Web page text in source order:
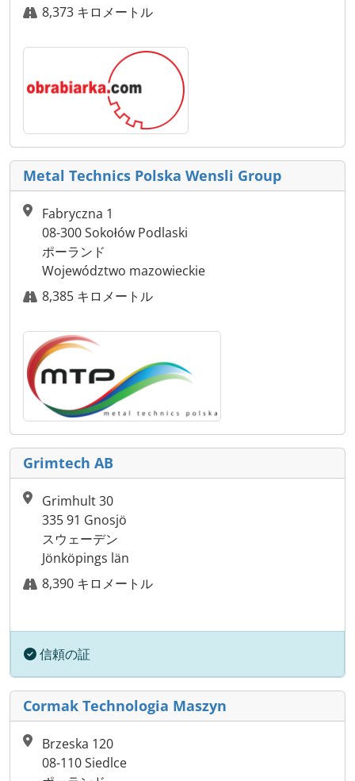
8,373 キロメートル
Metal Technics Polska Wensli Group
Fabryczna 1
08-300 Sokołów Podlaski
ポーランド
Województwo mazowieckie
8,385 キロメートル
Grimtech AB
Grimhult 30
335 91 Gnosjö
スウェーデン
Jönköpings län
8,390 キロメートル
信頼の証
Cormak Technologia Maszyn
Brzeska 120
08-110 Siedlce